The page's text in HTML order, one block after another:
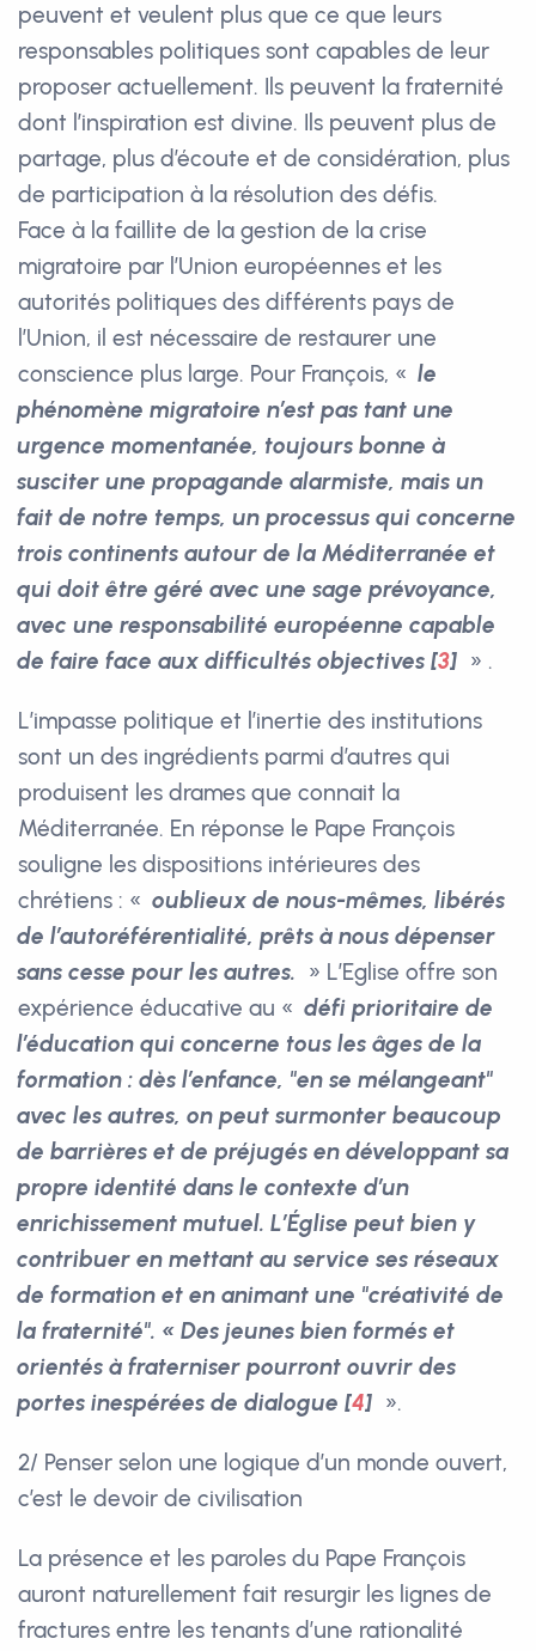
peuvent et veulent plus que ce que leurs
responsables politiques sont capables de leur
proposer actuellement. Ils peuvent la fraternité
dont l’inspiration est divine. Ils peuvent plus de
partage, plus d’écoute et de considération, plus
de participation à la résolution des défis.
Face à la faillite de la gestion de la crise
migratoire par l’Union européennes et les
autorités politiques des différents pays de
l’Union, il est nécessaire de restaurer une
conscience plus large. Pour François, « le
phénomène migratoire n’est pas tant une
urgence momentanée, toujours bonne à
susciter une propagande alarmiste, mais un
fait de notre temps, un processus qui concerne
trois continents autour de la Méditerranée et
qui doit être géré avec une sage prévoyance,
avec une responsabilité européenne capable
de faire face aux difficultés objectives [3] » .
L’impasse politique et l’inertie des institutions
sont un des ingrédients parmi d’autres qui
produisent les drames que connait la
Méditerranée. En réponse le Pape François
souligne les dispositions intérieures des
chrétiens : « oublieux de nous-mêmes, libérés
de l’autoréférentialité, prêts à nous dépenser
sans cesse pour les autres. » L’Eglise offre son
expérience éducative au « défi prioritaire de
l’éducation qui concerne tous les âges de la
formation : dès l’enfance, "en se mélangeant"
avec les autres, on peut surmonter beaucoup
de barrières et de préjugés en développant sa
propre identité dans le contexte d’un
enrichissement mutuel. L’Église peut bien y
contribuer en mettant au service ses réseaux
de formation et en animant une "créativité de
la fraternité". « Des jeunes bien formés et
orientés à fraterniser pourront ouvrir des
portes inespérées de dialogue [4] ».
2/ Penser selon une logique d’un monde ouvert,
c’est le devoir de civilisation
La présence et les paroles du Pape François
auront naturellement fait resurgir les lignes de
fractures entre les tenants d’une rationalité